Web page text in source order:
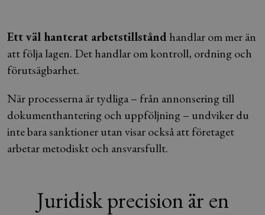
Ett väl hanterat arbetstillståndhandlar om mer än
att följa lagen. Det handlar om kontroll, ordning och
förutsägbarhet.
När processerna är tydliga – från annonsering till
dokumenthantering och uppföljning – undviker du
inte bara sanktioner utan visar också att företaget
arbetar metodiskt och ansvarsfullt.
Juridisk precision är en